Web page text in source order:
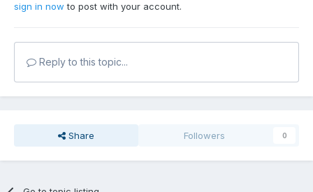
sign in now to post with your account.
Reply to this topic...
Share Followers 0